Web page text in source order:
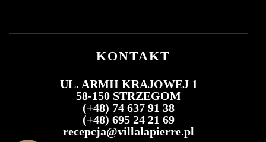
KONTAKT
UL. ARMII KRAJOWEJ 1
58-150 STRZEGOM
(+48) 74 637 91 38
(+48) 695 24 21 69
recepcja@villalapierre.pl